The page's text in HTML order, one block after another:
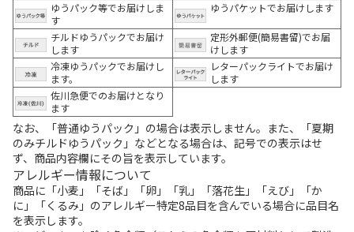
ゆうパック等でお届けしま
す
ゆうパケットでお届けします
チルドゆうパックでお届け
します
定形外郵便(簡易書留)でお届
けします
冷凍ゆうパックでお届けし
ます。
レターパックライトでお届け
します
佐川急便でのお届けとなり
ます
なお、「普通ゆうパック」の場合は表示しません。また、「夏期
のみチルドゆうパック」などとなる場合は、記号での表示はせ
ず、商品内容欄にその旨を表示しています。
アレルギー情報について
商品に「小麦」「そば」「卵」「乳」「落花生」「えび」「か
に」「くるみ」のアレルギー特定8品目を含んでいる場合に品目名
を表示します。